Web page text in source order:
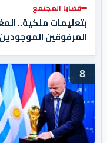
قضايا المجتمع
بتعليمات ملكية..
المرفوقين
8